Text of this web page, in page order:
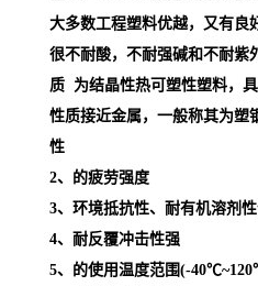
大多数工程塑料优越，又有良
很不耐酸，不耐强碱和不耐紫
质 为结晶性热可塑性塑料，
性质接近金属，一般称其为塑
性
2、的疲劳强度
3、环境抵抗性、耐有机溶剂
4、耐反覆冲击性强
5、的使用温度范围(-